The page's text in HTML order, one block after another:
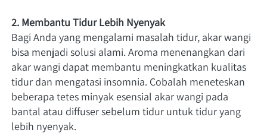
2. Membantu Tidur Lebih Nyenyak
Bagi Anda yang mengalami masalah tidur, akar wangi
bisa menjadi solusi alami. Aroma menenangkan dari
akar wangi dapat membantu meningkatkan kualitas
tidur dan mengatasi insomnia. Cobalah meneteskan
beberapa tetes minyak esensial akar wangi pada
bantal atau diffuser sebelum tidur untuk tidur yang
lebih nyenyak.